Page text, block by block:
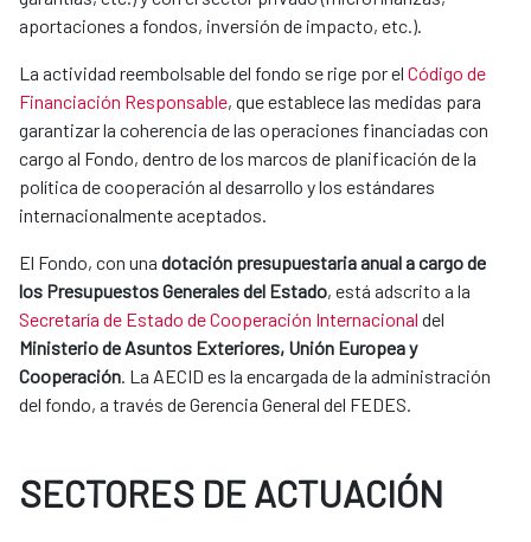
aportaciones a fondos, inversión de impacto, etc.).
​La actividad reembolsable del fondo se rige por el Código de
Financiación Responsable, que establece las medidas para
garantizar la coherencia de las operaciones financiadas con
cargo al Fondo, dentro de los marcos de planificación de la
política de cooperación al desarrollo y los estándares
internacionalmente aceptados.
El Fondo, con una dotación presupuestaria anual a cargo de
los Presupuestos Generales del Estado, está adscrito a la
Secretaría de Estado de Cooperación Internacional del
Ministerio de Asuntos Exteriores, Unión Europea y
Cooperación. La AECID es la encargada de la administración
del fondo, a través de Gerencia General del FEDES.
SECTORES DE ACTUACIÓN